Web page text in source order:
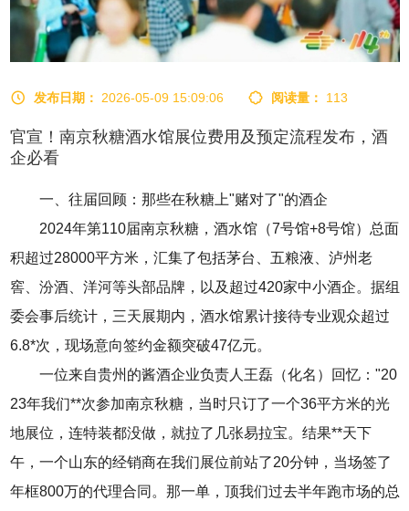
发布日期： 2026-05-09 15:09:06 阅读量： 113
官宣！南京秋糖酒水馆展位费用及预定流程发布，酒
企必看
一、往届回顾：那些在秋糖上"赌对了"的酒企
2024年第110届南京秋糖，酒水馆（7号馆+8号馆）总面
积超过28000平方米，汇集了包括茅台、五粮液、泸州老
窖、汾酒、洋河等头部品牌，以及超过420家中小酒企。据组
委会事后统计，三天展期内，酒水馆累计接待专业观众超过
6.8*次，现场意向签约金额突破47亿元。
一位来自贵州的酱酒企业负责人王磊（化名）回忆："20
23年我们**次参加南京秋糖，当时只订了一个36平方米的光
地展位，连特装都没做，就拉了几张易拉宝。结果**天下
午，一个山东的经销商在我们展位前站了20分钟，当场签了
年框800万的代理合同。那一单，顶我们过去半年跑市场的总